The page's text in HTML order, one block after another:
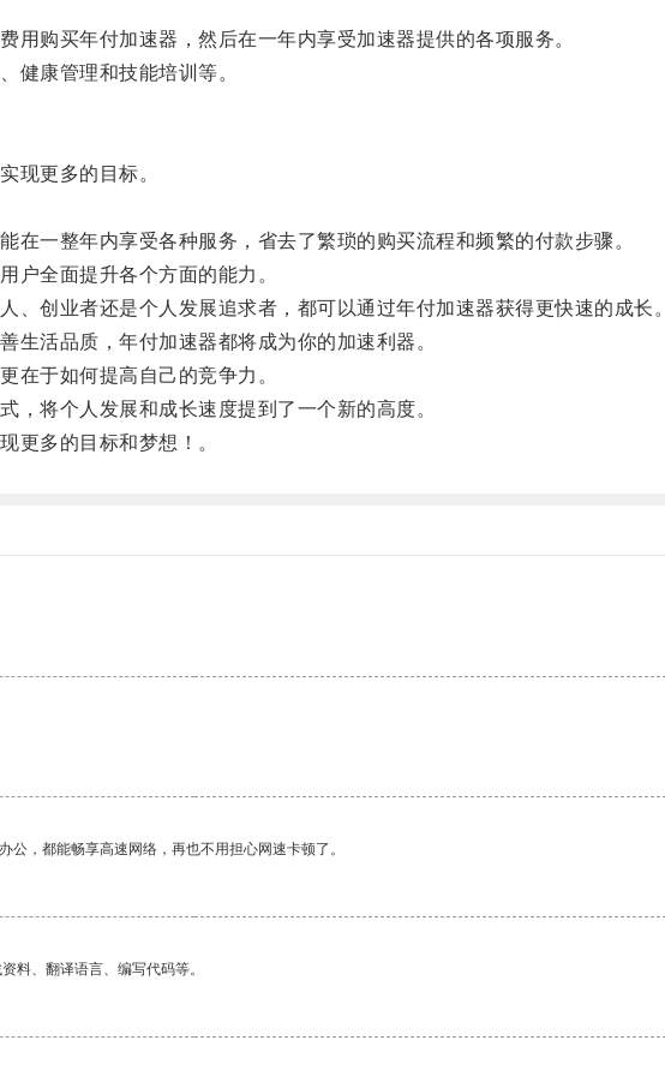
购买年付加速器，然后在一年内享受加速器提供的各项服务。
康管理和技能培训等。
更多的目标。
整年内享受各种服务，省去了繁琐的购买流程和频繁的付款步骤。
全面提升各个方面的能力。
业者还是个人发展追求者，都可以通过年付加速器获得更快速的成长。
活品质，年付加速器都将成为你的加速利器。
于如何提高自己的竞争力。
将个人发展和成长速度提到了一个新的高度。
多的目标和梦想！。
，都能畅享高速网络，再也不用担心网速卡顿了。
料、翻译语言、编写代码等。